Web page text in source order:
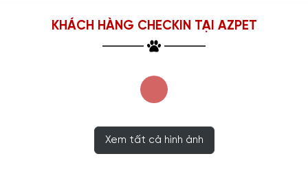
KHÁCH HÀNG CHECKIN TẠI AZPET
Xem tất cả hình ảnh